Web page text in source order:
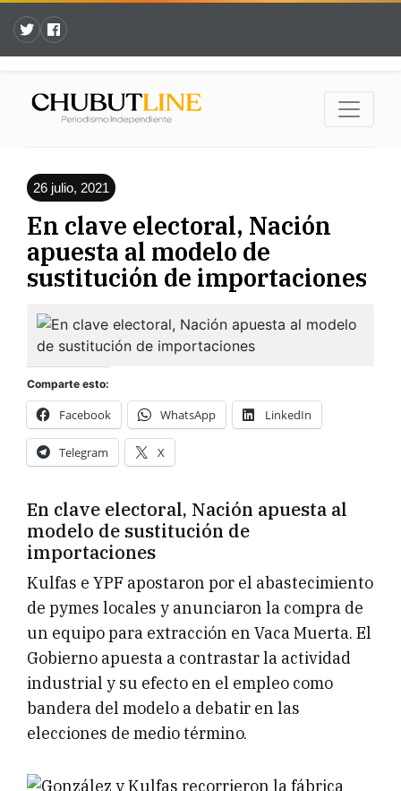
26 julio, 2021
En clave electoral, Nación
apuesta al modelo de
sustitución de importaciones
Comparte esto:
Facebook WhatsApp LinkedIn
Telegram X
En clave electoral, Nación apuesta al
modelo de sustitución de
importaciones
Kulfas e YPF apostaron por el abastecimiento
de pymes locales y anunciaron la compra de
un equipo para extracción en Vaca Muerta. El
Gobierno apuesta a contrastar la actividad
industrial y su efecto en el empleo como
bandera del modelo a debatir en las
elecciones de medio término.